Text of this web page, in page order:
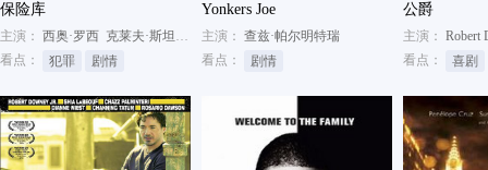
保险库
主演： 西奥·罗西 克莱夫·斯坦登
萨米拉·威利
看点：
犯罪 剧情
Yonkers Joe
主演： 查兹·帕尔明特瑞
看点：
剧情
公爵
主演： Robert
看点：
喜剧